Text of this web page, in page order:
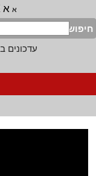
א א
עדכונים ב-RSS